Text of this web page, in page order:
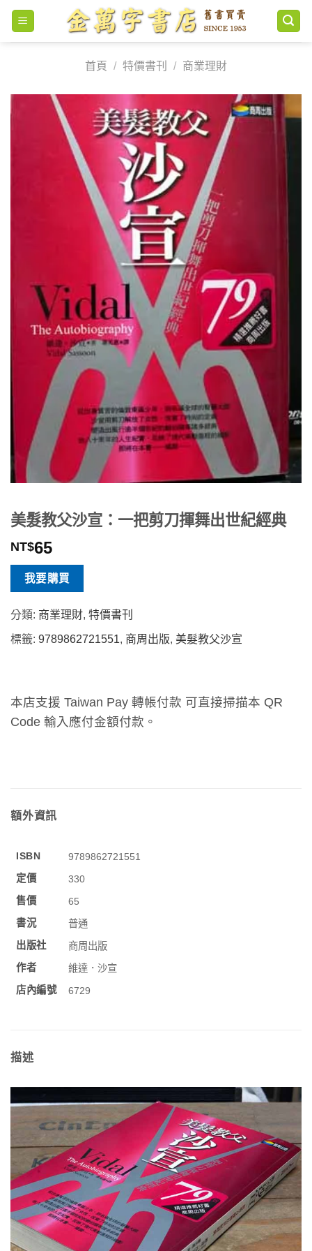
Skip
content
首頁
/ 特價書刊 / 商業理財
美髮教父沙宣：一把剪刀揮舞出世紀經典
NT$65
我要購買
分類: 商業理財, 特價書刊
標籤: 9789862721551, 商周出版, 美髮教父沙宣
本店支援 Taiwan Pay 轉帳付款 可直接掃描本 QR
Code 輸入應付金額付款。
額外資訊
ISBN
9789862721551
定價
330
售價
65
書況
普通
出版社
商周出版
作者
維達．沙宣
店內編號
6729
描述